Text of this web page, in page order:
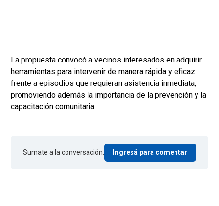
La propuesta convocó a vecinos interesados en adquirir
herramientas para intervenir de manera rápida y eficaz
frente a episodios que requieran asistencia inmediata,
promoviendo además la importancia de la prevención y la
capacitación comunitaria.
Sumate a la conversación. Ingresá para comentar